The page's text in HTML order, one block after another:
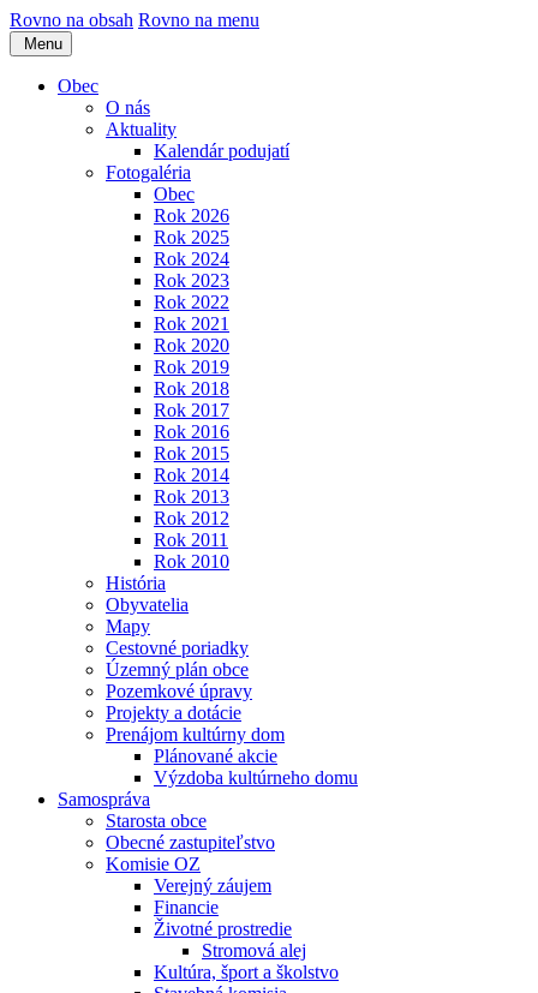
Rovno na obsah Rovno na menu
Menu
Obec
O nás
Aktuality
Kalendár podujatí
Fotogaléria
Obec
Rok 2026
Rok 2025
Rok 2024
Rok 2023
Rok 2022
Rok 2021
Rok 2020
Rok 2019
Rok 2018
Rok 2017
Rok 2016
Rok 2015
Rok 2014
Rok 2013
Rok 2012
Rok 2011
Rok 2010
História
Obyvatelia
Mapy
Cestovné poriadky
Územný plán obce
Pozemkové úpravy
Projekty a dotácie
Prenájom kultúrny dom
Plánované akcie
Výzdoba kultúrneho domu
Samospráva
Starosta obce
Obecné zastupiteľstvo
Komisie OZ
Verejný záujem
Financie
Životné prostredie
Stromová alej
Kultúra, šport a školstvo